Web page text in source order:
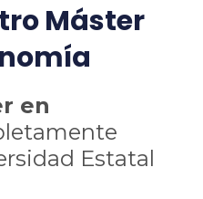
Máster
en
Estatal